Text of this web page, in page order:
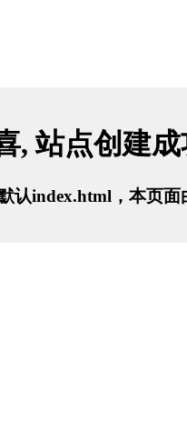
, 站点创建
认index.html，本页面